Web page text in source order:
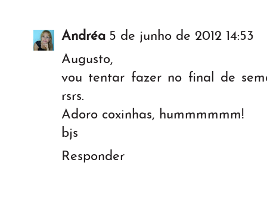
Andréa 5 de junho de 2012 14:53
Augusto,
vou tentar fazer no final de
rsrs.
Adoro coxinhas, hummmmmm!
bjs
Responder